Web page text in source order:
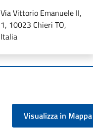
Via Vittorio Emanuele II,
1, 10023 Chieri TO,
Italia
Visualizza in Mappa